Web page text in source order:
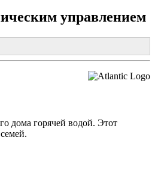
управлением
дома горячей водой. Этот